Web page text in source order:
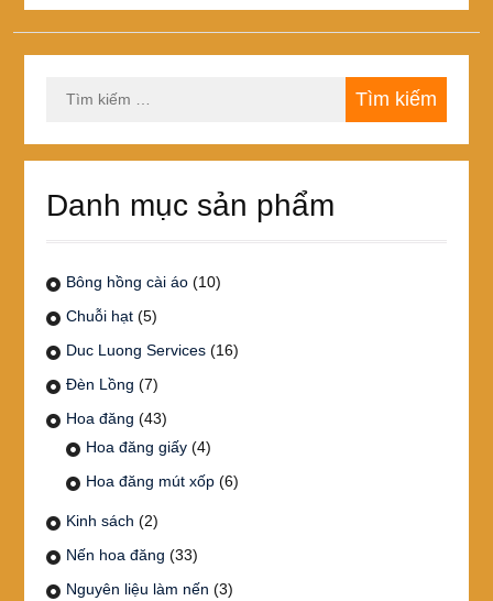
chọn
trang
kiếm
Danh mục sản phẩm
Bông hồng cài áo (10)
Chuỗi hạt (5)
Duc Luong Services (16)
Đèn Lồng (7)
Hoa đăng (43)
Hoa đăng giấy (4)
Hoa đăng mút xốp (6)
Kinh sách (2)
Nến hoa đăng (33)
Nguyên liệu làm nến (3)